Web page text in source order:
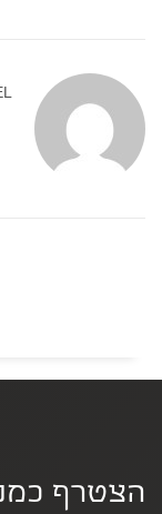
הצטרף